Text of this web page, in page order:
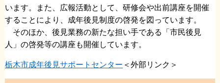
います。また、広報活動として、研修会や出前講座を開催
することにより、成年後見制度の啓発を図っています。
そのほか、後見業務の新たな担い手である「市民後見
人」の啓発等の講座も開催しています。
栃木市成年後見サポートセンター ＜外部リンク＞